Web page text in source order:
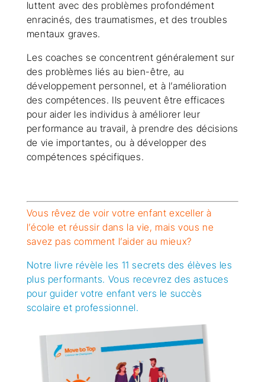
luttent avec des problèmes profondément
enracinés, des traumatismes, et des troubles
mentaux graves.
Les coaches se concentrent généralement sur
des problèmes liés au bien-être, au
développement personnel, et à l’amélioration
des compétences. Ils peuvent être efficaces
pour aider les individus à améliorer leur
performance au travail, à prendre des décisions
de vie importantes, ou à développer des
compétences spécifiques.
Vous rêvez de voir votre enfant exceller à
l’école et réussir dans la vie, mais vous ne
savez pas comment l’aider au mieux?
Notre livre révèle les 11 secrets des élèves les
plus performants. Vous recevrez des astuces
pour guider votre enfant vers le succès
scolaire et professionnel.